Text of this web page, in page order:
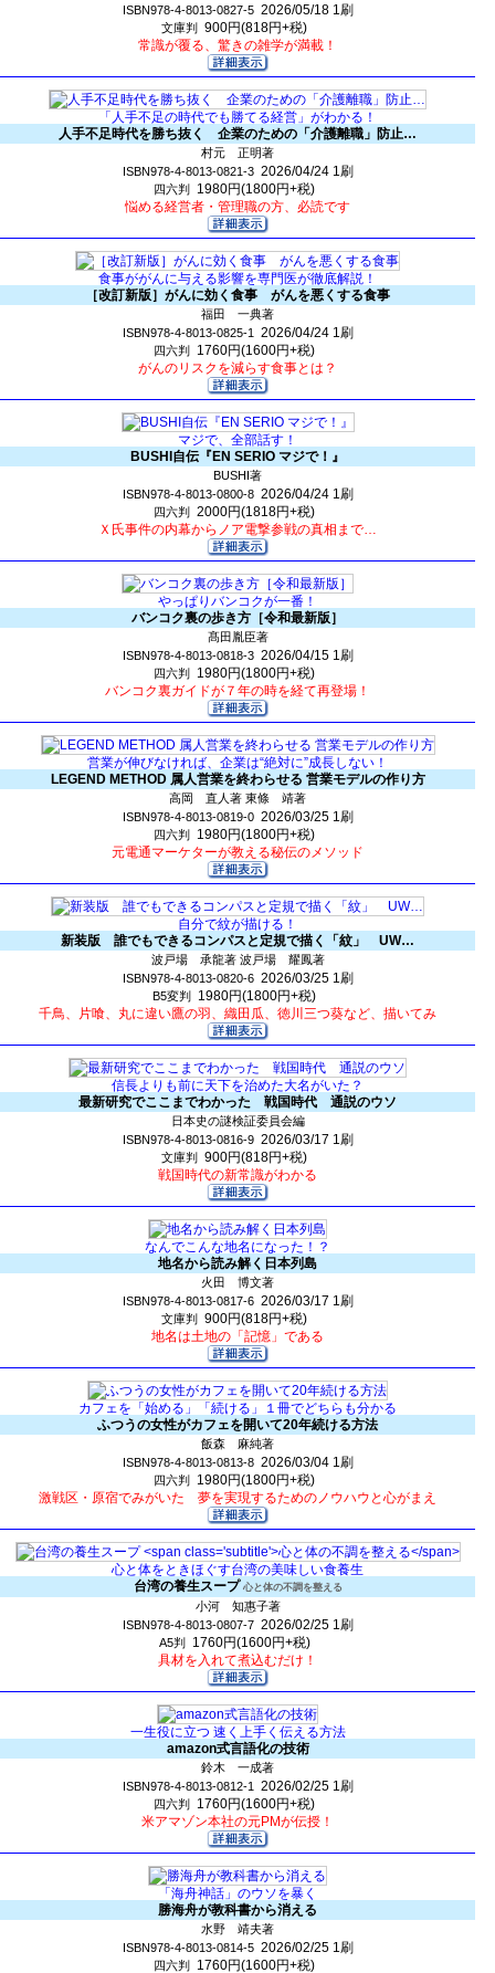
ISBN978-4-8013-0827-5 2026/05/18 1刷
文庫判
900円(818円+税)
常識が覆る、驚きの雑学が満載！
「人手不足の時代でも勝てる経営」がわかる！
人手不足時代を勝ち抜く 企業のための「介護離職」防止…
村元 正明著
ISBN978-4-8013-0821-3 2026/04/24 1刷
四六判
1980円(1800円+税)
悩める経営者・管理職の方、必読です
食事ががんに与える影響を専門医が徹底解説！
［改訂新版］がんに効く食事 がんを悪くする食事
福田 一典著
ISBN978-4-8013-0825-1 2026/04/24 1刷
四六判
1760円(1600円+税)
がんのリスクを減らす食事とは？
マジで、全部話す！
BUSHI自伝『EN SERIO マジで！』
BUSHI著
ISBN978-4-8013-0800-8 2026/04/24 1刷
四六判
2000円(1818円+税)
Ｘ氏事件の内幕からノア電撃参戦の真相まで…
やっぱりバンコクが一番！
バンコク裏の歩き方［令和最新版］
髙田胤臣著
ISBN978-4-8013-0818-3 2026/04/15 1刷
四六判
1980円(1800円+税)
バンコク裏ガイドが７年の時を経て再登場！
営業が伸びなければ、企業は“絶対に”成長しない！
LEGEND METHOD 属人営業を終わらせる 営業モデルの作り方
高岡 直人著 東條 靖著
ISBN978-4-8013-0819-0 2026/03/25 1刷
四六判
1980円(1800円+税)
元電通マーケターが教える秘伝のメソッド
自分で紋が描ける！
新装版 誰でもできるコンパスと定規で描く「紋」 UW…
波戸場 承龍著 波戸場 耀鳳著
ISBN978-4-8013-0820-6 2026/03/25 1刷
B5変判
1980円(1800円+税)
千鳥、片喰、丸に違い鷹の羽、織田瓜、徳川三つ葵など、描いてみ
信長よりも前に天下を治めた大名がいた？
最新研究でここまでわかった 戦国時代 通説のウソ
日本史の謎検証委員会編
ISBN978-4-8013-0816-9 2026/03/17 1刷
文庫判
900円(818円+税)
戦国時代の新常識がわかる
なんでこんな地名になった！？
地名から読み解く日本列島
火田 博文著
ISBN978-4-8013-0817-6 2026/03/17 1刷
文庫判
900円(818円+税)
地名は土地の「記憶」である
カフェを「始める」「続ける」１冊でどちらも分かる
ふつうの女性がカフェを開いて20年続ける方法
飯森 麻純著
ISBN978-4-8013-0813-8 2026/03/04 1刷
四六判
1980円(1800円+税)
激戦区・原宿でみがいた 夢を実現するためのノウハウと心がまえ
心と体をときほぐす台湾の美味しい食養生
台湾の養生スープ 心と体の不調を整える
小河 知惠子著
ISBN978-4-8013-0807-7 2026/02/25 1刷
A5判
1760円(1600円+税)
具材を入れて煮込むだけ！
一生役に立つ 速く上手く伝える方法
amazon式言語化の技術
鈴木 一成著
ISBN978-4-8013-0812-1 2026/02/25 1刷
四六判
1760円(1600円+税)
米アマゾン本社の元PMが伝授！
「海舟神話」のウソを暴く
勝海舟が教科書から消える
水野 靖夫著
ISBN978-4-8013-0814-5 2026/02/25 1刷
四六判 1760円(1600円+税)